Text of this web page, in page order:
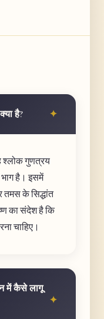
है?
श्लोक गुणत्रय
भाग है। इसमें
के सिद्धांत
का संदेश है कि
चाहिए।
में कैसे लागू